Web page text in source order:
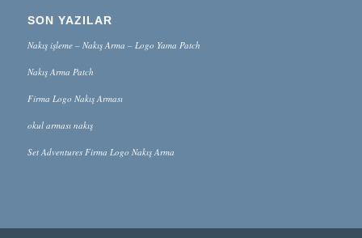
SON YAZILAR
Nakış işleme – Nakış Arma – Logo Yama Patch
Nakış Arma Patch
Firma Logo Nakış Arması
okul arması nakış
Set Adventures Firma Logo Nakış Arma